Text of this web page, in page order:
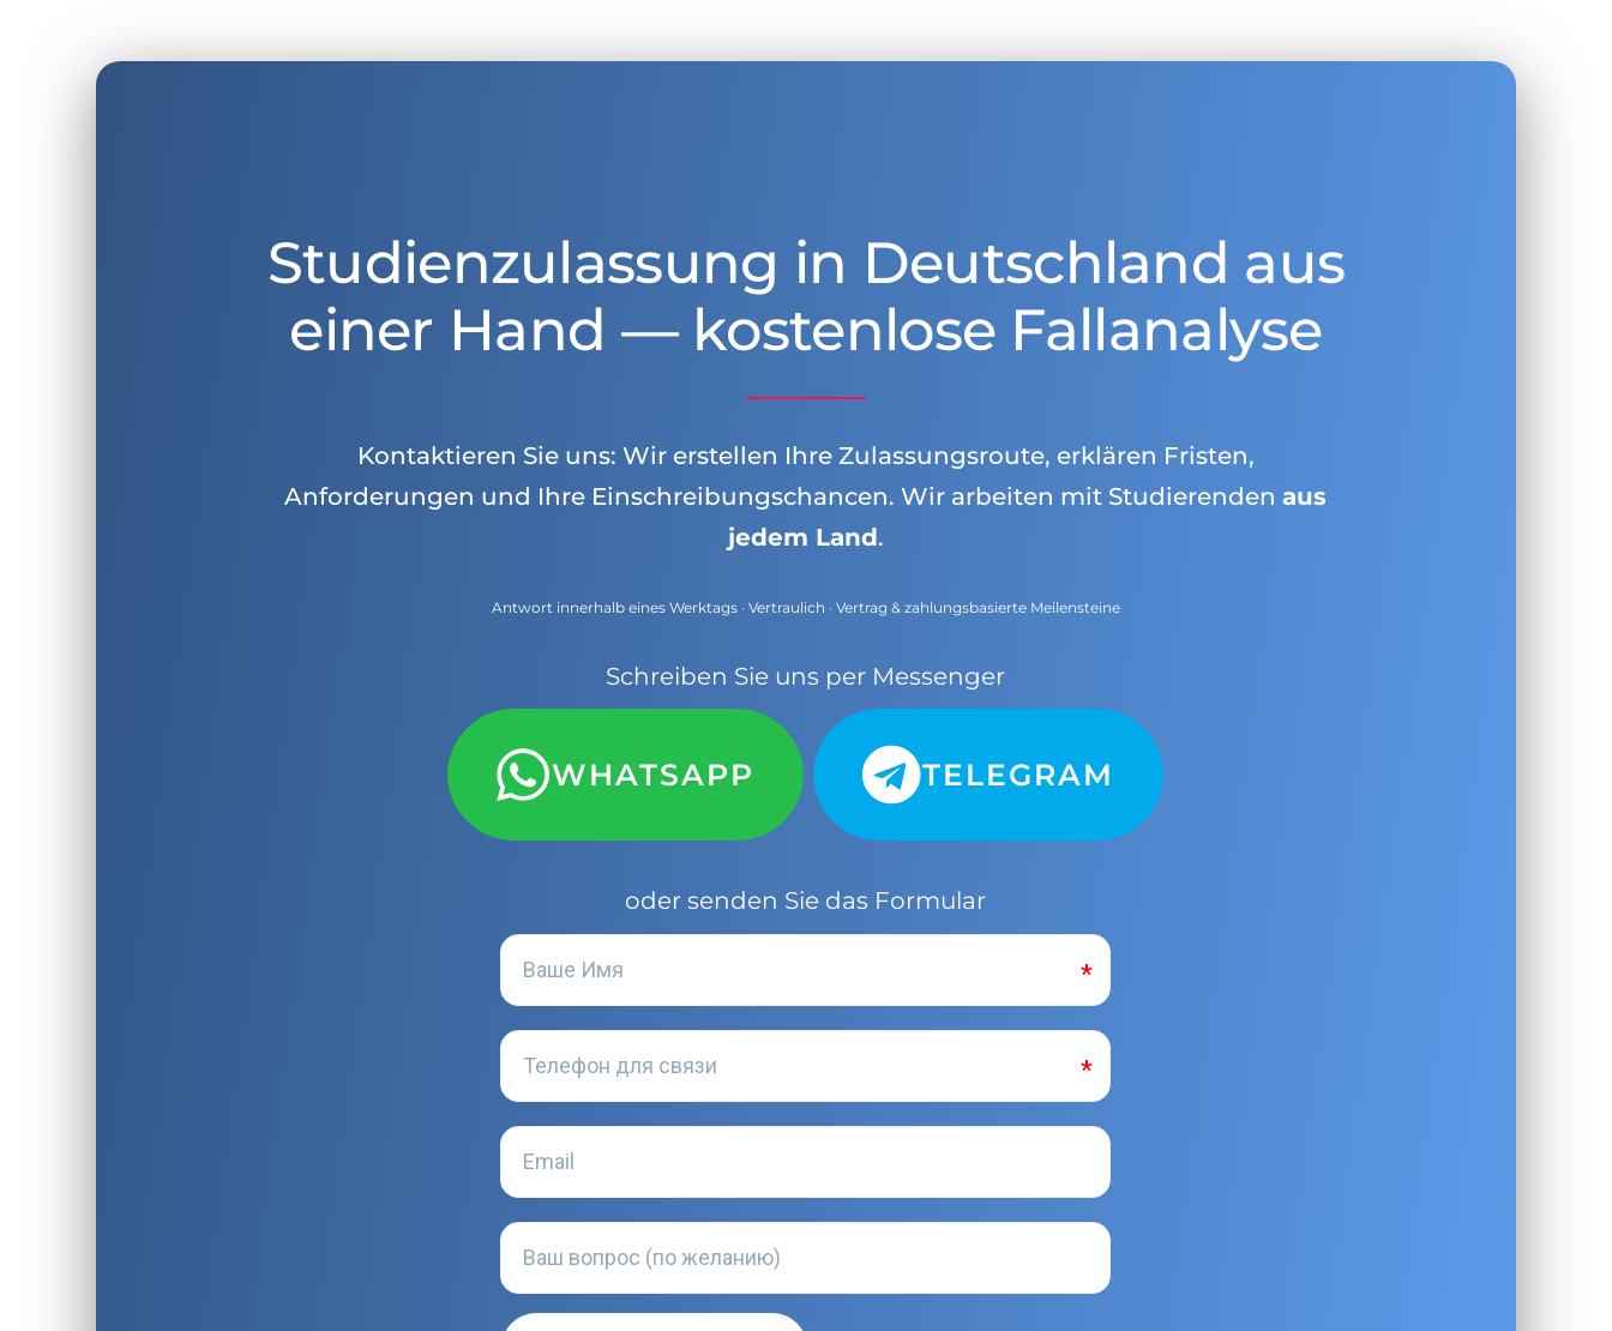
Studienzulassung in Deutschland aus
einer Hand — kostenlose Fallanalyse
Kontaktieren Sie uns: Wir erstellen Ihre Zulassungsroute, erklären Fristen,
Anforderungen und Ihre Einschreibungschancen. Wir arbeiten mit Studierendenaus
jedem Land.
Antwort innerhalb eines Werktags · Vertraulich · Vertrag & zahlungsbasierte Meilensteine
Schreiben Sie uns per Messenger
WHATSAPP TELEGRAM
oder senden Sie das Formular